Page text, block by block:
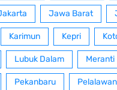
Jawa Barat
Karimun Kepri
Lubuk Dalam Meranti
Pekanbaru Pelalawan